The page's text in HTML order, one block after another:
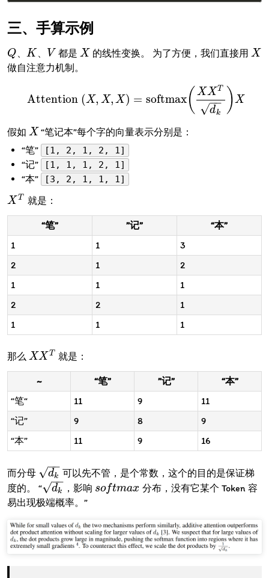
手算示例
Q
Q K
K V
V 都是 X
X 的线性变换。 为了方便，我们直接用 X
X
做自注意力机制。
Attention (X, X, X) = softmax( XXT
dk
−−
√ )X
Attention(X, X,X) =softmax(XXTd k)X
假如 X
X “笔记本”每个字的向量表示分别是：
“笔”
[1, 2, 1, 2, 1]
“记” [1, 1, 1, 2, 1]
“本” [3, 2, 1, 1, 1]
X T
XT 就是：
“笔” ”记”
“本”
1
1
3
2
1
2
1
1
1
2
2
1
1
1 1
那么 XX T
XXT 就是：
~ “笔” ”记”
“本”
“笔“
11 9
11
“记”
9 8
9
“本”
11 9 16
而分母 dk
−−
√
dk
可以先不管，是个常数，这个的目的是保证梯
度的。 “
dk
−−
√
dk ，影响 softmax
sofmax
分布，没有它某个 Token 容
易出现极端概率。”